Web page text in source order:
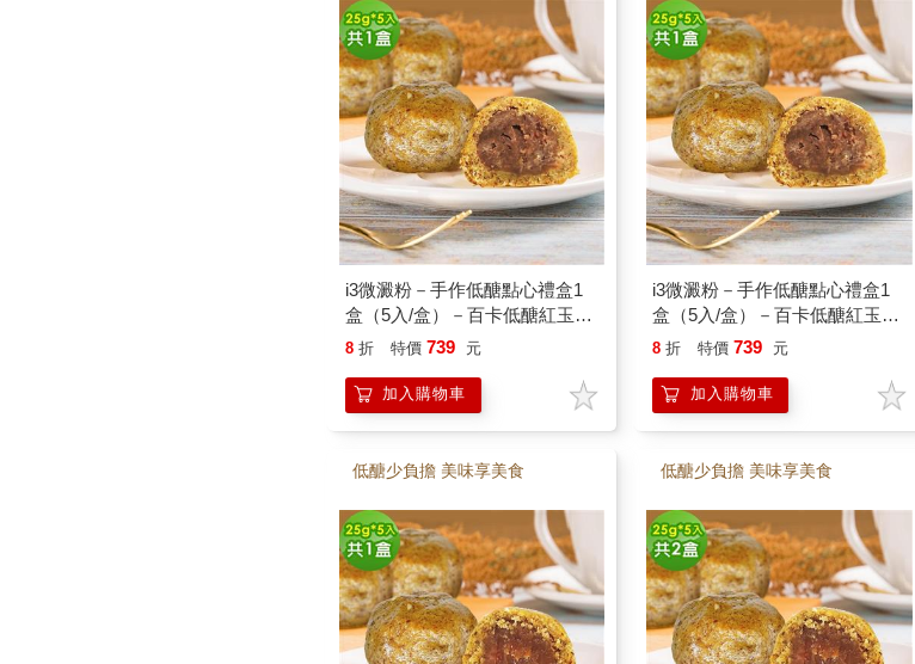
i3微澱粉－手作低醣點心禮盒1
盒（5入/盒）－百卡低醣紅玉相
思酥25g－蛋奶素
8 折 特價 739 元
加入購物車
i3微澱粉－手作低醣點心禮盒1
盒（5入/盒）－百卡低醣紅玉相
思酥25g－蛋奶素
8 折 特價 739 元
加入購物車
低醣少負擔 美味享美食 低醣少負擔 美味享美食